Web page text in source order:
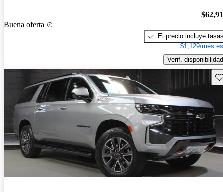
Buena oferta
El precio incluye tasas
$1,129/mes
Verif. disponibilidad